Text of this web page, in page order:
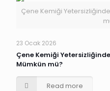
Çene Kemiği
23 Ocak 2026
Çene Kemiği
Mümkün mü?
Read more